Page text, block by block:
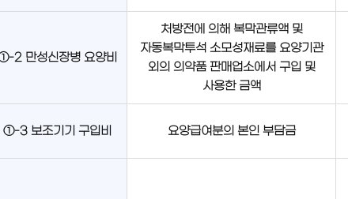
2 만성신장병 요양비
처방전에 의해 복막관류액 및
자동복막투석 소모성재료를 요양기관
외의 의약품 판매업소에서 구입 및
사용한 금액
①-3 보조기기 구입비 요양급여분의 본인 부담금